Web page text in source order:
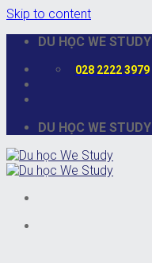
Skip to content
DU HỌC WE STUDY
028 2222 3979
DU HỌC WE STUDY